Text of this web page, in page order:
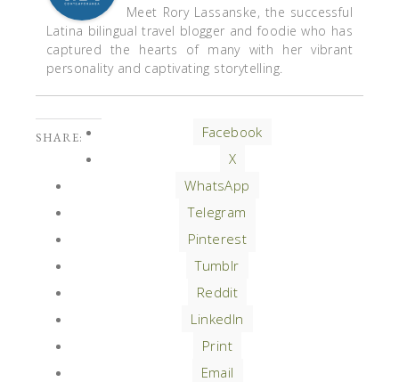
Meet Rory Lassanske, the successful
Latina bilingual travel blogger and foodie who has
captured the hearts of many with her vibrant
personality and captivating storytelling.
SHARE:
Facebook
X
WhatsApp
Telegram
Pinterest
Tumblr
Reddit
LinkedIn
Print
Email